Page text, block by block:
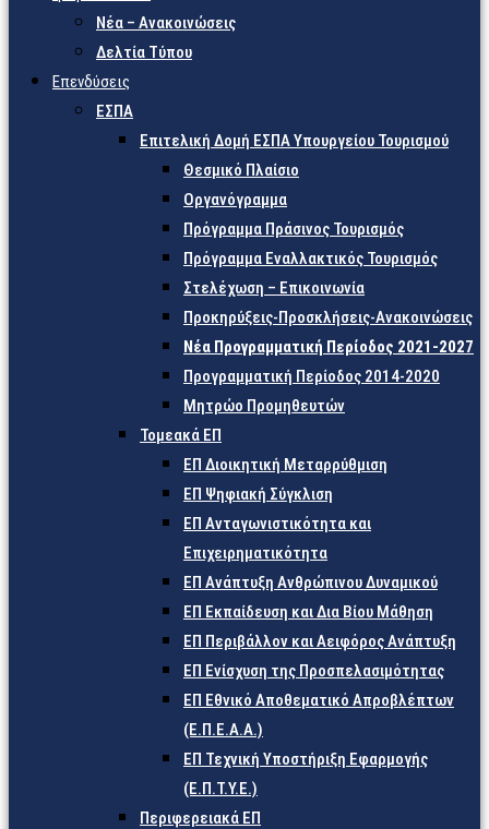
Νέα – Ανακοινώσεις
Δελτία Τύπου
Επενδύσεις
ΕΣΠΑ
Επιτελική Δομή ΕΣΠΑ Υπουργείου Τουρισμού
Θεσμικό Πλαίσιο
Οργανόγραμμα
Πρόγραμμα Πράσινος Τουρισμός
Πρόγραμμα Εναλλακτικός Τουρισμός
Στελέχωση – Επικοινωνία
Προκηρύξεις-Προσκλήσεις-Ανακοινώσεις
Νέα Προγραμματική Περίοδος 2021-2027
Προγραμματική Περίοδος 2014-2020
Μητρώο Προμηθευτών
Τομεακά ΕΠ
ΕΠ Διοικητική Μεταρρύθμιση
ΕΠ Ψηφιακή Σύγκλιση
ΕΠ Ανταγωνιστικότητα και
Επιχειρηματικότητα
ΕΠ Ανάπτυξη Ανθρώπινου Δυναμικού
ΕΠ Εκπαίδευση και Δια Βίου Μάθηση
ΕΠ Περιβάλλον και Αειφόρος Ανάπτυξη
ΕΠ Ενίσχυση της Προσπελασιμότητας
ΕΠ Εθνικό Αποθεματικό Απροβλέπτων
(Ε.Π.Ε.Α.Α.)
ΕΠ Τεχνική Υποστήριξη Εφαρμογής
(Ε.Π.Τ.Υ.Ε.)
Περιφερειακά ΕΠ